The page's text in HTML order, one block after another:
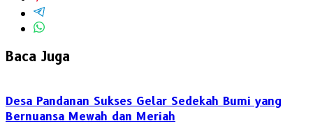
Baca Juga
Desa Pandanan Sukses Gelar Sedekah Bumi yang
Bernuansa Mewah dan Meriah